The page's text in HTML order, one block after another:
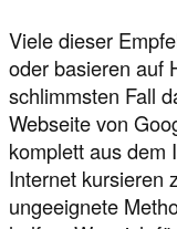
Viele dieser
oder basieren auf
schlimmsten Fall
Webseite von
komplett aus dem
Internet kursieren
ungeeignete